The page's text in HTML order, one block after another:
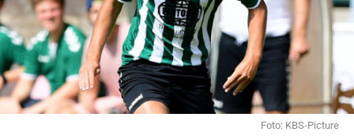
Foto: KBS-Picture